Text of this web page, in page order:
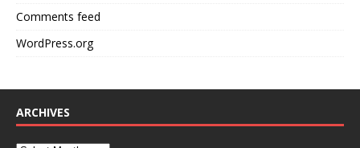
Comments feed
WordPress.org
ARCHIVES